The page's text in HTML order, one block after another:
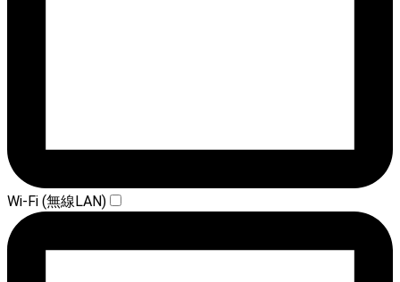
Wi-Fi (無線LAN)